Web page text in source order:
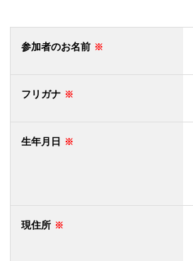
参加者のお名前
フリガナ
生年月日
現住所